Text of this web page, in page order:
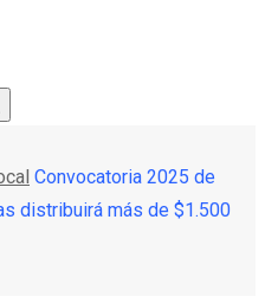
Convocatoria 2025 de
distribuirá más de $1.500